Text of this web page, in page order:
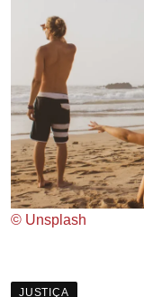
© Unsplash
JUSTIÇA